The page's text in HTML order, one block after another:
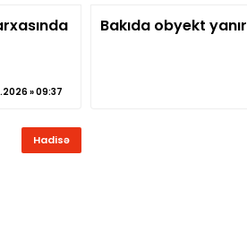
» 09:37
Bakıda obyekt yanır
Hadisə